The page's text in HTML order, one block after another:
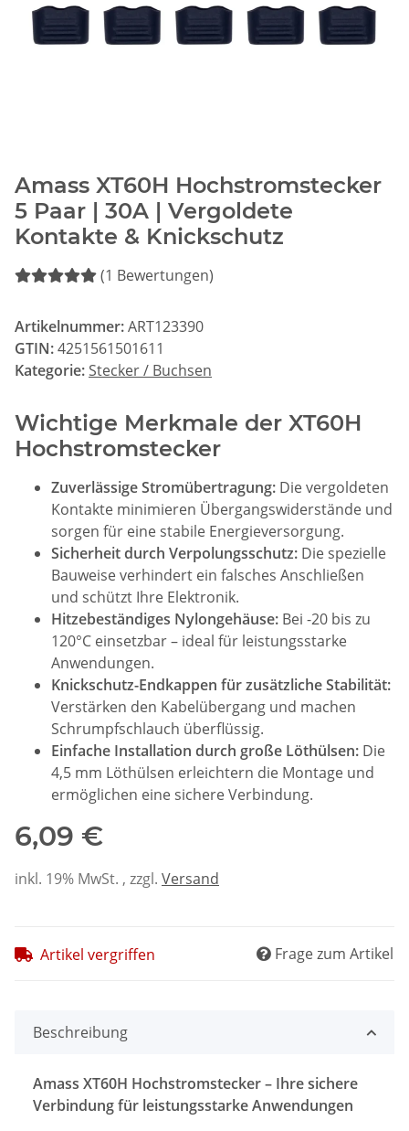
Amass XT60H Hochstromstecker
5 Paar | 30A | Vergoldete
Kontakte & Knickschutz
(1 Bewertungen)
Artikelnummer:ART123390
GTIN:4251561501611
Kategorie: Stecker / Buchsen
Wichtige Merkmale der XT60H
Hochstromstecker
Zuverlässige Stromübertragung: Die vergoldeten
Kontakte minimieren Übergangswiderstände und
sorgen für eine stabile Energieversorgung.
Sicherheit durch Verpolungsschutz: Die spezielle
Bauweise verhindert ein falsches Anschließen
und schützt Ihre Elektronik.
Hitzebeständiges Nylongehäuse: Bei -20 bis zu
120°C einsetzbar – ideal für leistungsstarke
Anwendungen.
Knickschutz-Endkappen für zusätzliche Stabilität:
Verstärken den Kabelübergang und machen
Schrumpfschlauch überflüssig.
Einfache Installation durch große Löthülsen: Die
4,5 mm Löthülsen erleichtern die Montage und
ermöglichen eine sichere Verbindung.
6,09 €
inkl. 19% MwSt. , zzgl. Versand
Artikel vergriffen Frage zum Artikel
Beschreibung
Amass XT60H Hochstromstecker – Ihre sichere
Verbindung für leistungsstarke Anwendungen